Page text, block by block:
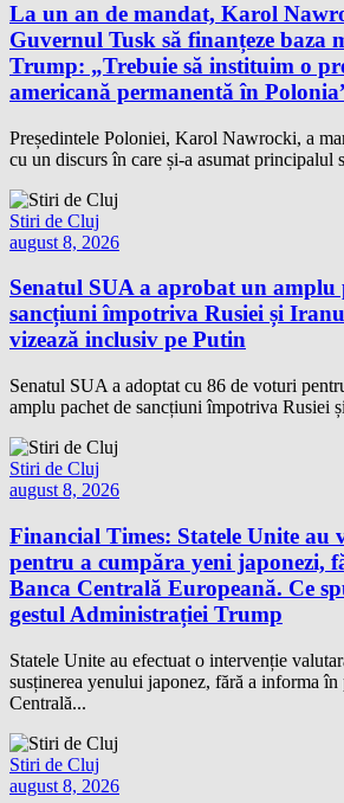
La un an de mandat, Karol
Guvernul Tusk să finanțeze baza
Trump: „Trebuie să instituim o
americană permanentă în
Președintele Poloniei, Karol Nawrocki, a
cu un discurs în care și-a asumat principalul
Stiri de Cluj
august 8, 2026
Senatul SUA a aprobat un amplu
sancțiuni împotriva Rusiei și
vizează inclusiv pe Putin
Senatul SUA a adoptat cu 86 de voturi
amplu pachet de sancțiuni împotriva Rusiei
Stiri de Cluj
august 8, 2026
Financial Times: Statele Unite au
pentru a cumpăra yeni japonezi,
Banca Centrală Europeană. Ce
gestul Administrației Trump
Statele Unite au efectuat o intervenție
susținerea yenului japonez, fără a informa în
Centrală...
Stiri de Cluj
august 8, 2026